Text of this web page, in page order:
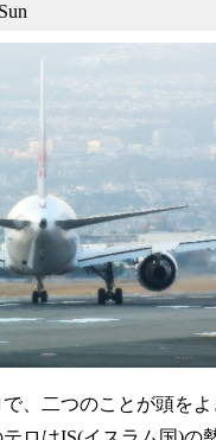
、二つのことが頭を